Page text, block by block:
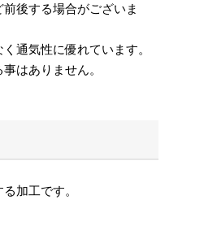
後する場合がございま
通気性に優れています。
はありません。
加工です。